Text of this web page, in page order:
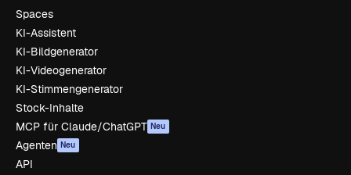
Spaces
KI-Assistent
KI-Bildgenerator
KI-Videogenerator
KI-Stimmengenerator
Stock-Inhalte
MCP für Claude/ChatGPT Neu
Agenten Neu
API